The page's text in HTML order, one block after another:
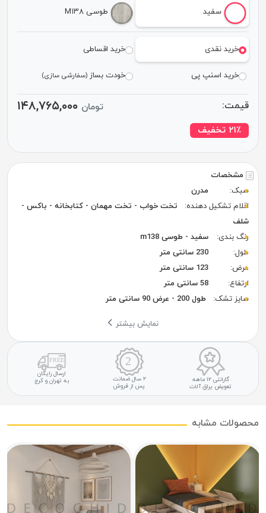
مشخصات
سبک:
مدرن
اقلام تشکیل دهنده:
تخت خواب - تخت مهمان - کتابخانه - باکس -
شلف
رنگ بندی:
سفید - طوسی m138
طول:
230 سانتی متر
عرض:
123 سانتی متر
ارتفاع:
58 سانتی متر
سایز تشک:
طول 200 - عرض 90 سانتی متر
نمایش بیشتر
گارانتی ۱۲ ماهه
تعویض یراق آلات
پس از فروش
ارسال رایگان
به تهران و کرج
سفید طوسی M۱۳۸
خرید نقدی خرید اقساطی
خرید اسنپ پی خودت بساز(سفارشی سازی)
قیمت: تومان ۱۴۸,۷۶۵,۰۰۰
۲۱ ٪ تخفیف
محصولات مشابه